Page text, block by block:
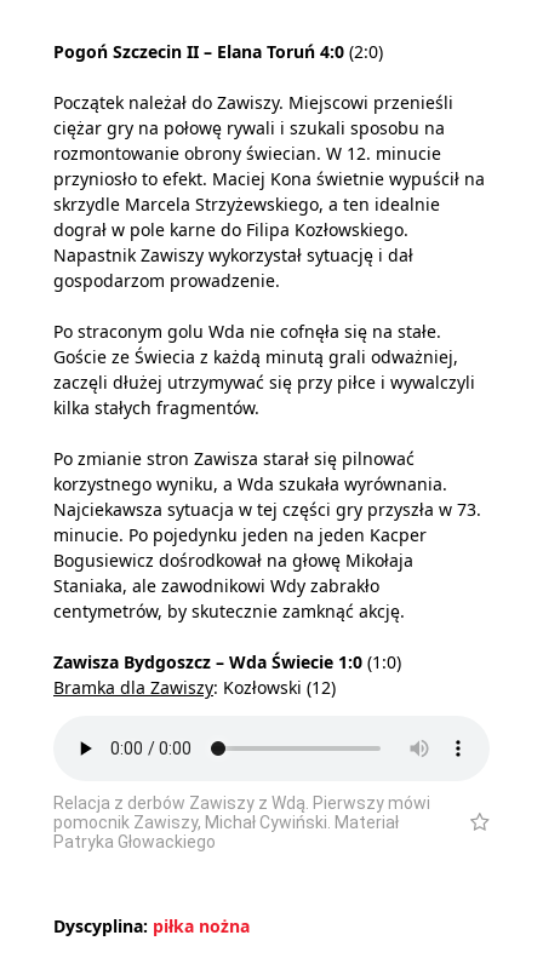
Pogoń Szczecin II – Elana Toruń 4:0 (2:0)
Początek należał do Zawiszy. Miejscowi przenieśli
ciężar gry na połowę rywali i szukali sposobu na
rozmontowanie obrony świecian. W 12. minucie
przyniosło to efekt. Maciej Kona świetnie wypuścił na
skrzydle Marcela Strzyżewskiego, a ten idealnie
dograł w pole karne do Filipa Kozłowskiego.
Napastnik Zawiszy wykorzystał sytuację i dał
gospodarzom prowadzenie.
Po straconym golu Wda nie cofnęła się na stałe.
Goście ze Świecia z każdą minutą grali odważniej,
zaczęli dłużej utrzymywać się przy piłce i wywalczyli
kilka stałych fragmentów.
Po zmianie stron Zawisza starał się pilnować
korzystnego wyniku, a Wda szukała wyrównania.
Najciekawsza sytuacja w tej części gry przyszła w 73.
minucie. Po pojedynku jeden na jeden Kacper
Bogusiewicz dośrodkował na głowę Mikołaja
Staniaka, ale zawodnikowi Wdy zabrakło
centymetrów, by skutecznie zamknąć akcję.
Zawisza Bydgoszcz – Wda Świecie 1:0 (1:0)
Bramka dla Zawiszy: Kozłowski (12)
Relacja z derbów Zawiszy z Wdą. Pierwszy mówi
pomocnik Zawiszy, Michał Cywiński. Materiał
Patryka Głowackiego
Dyscyplina: piłka nożna